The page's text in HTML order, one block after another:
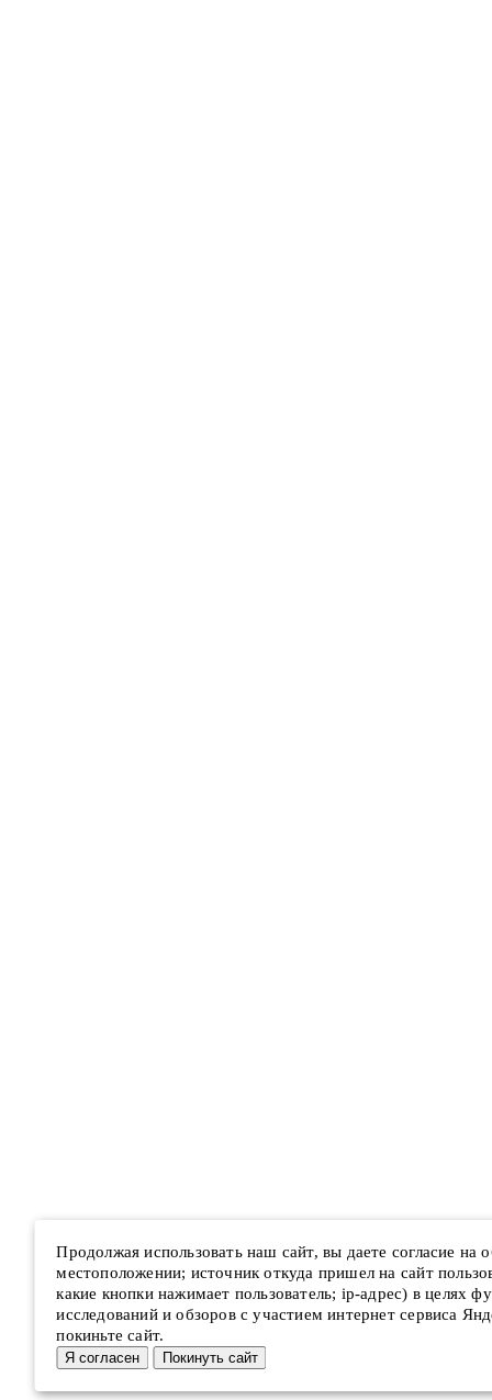
Продолжая использовать наш сайт, вы даете согласие на
местоположении; источник откуда пришел на сайт
какие кнопки нажимает пользователь; ip-адрес) в целях
исследований и обзоров с участием интернет сервиса
покиньте сайт.
Я согласен Покинуть сайт